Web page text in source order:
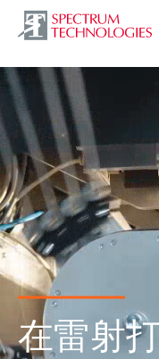
Video file
在雷射